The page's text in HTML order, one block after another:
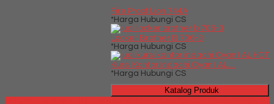
Fire Proof Lion 744A
*Harga Hubungi CS
Locker Brother B 706-3
*Harga Hubungi CS
Kursi Kantor Indachi Cyan I AL....
*Harga Hubungi CS
Katalog Produk